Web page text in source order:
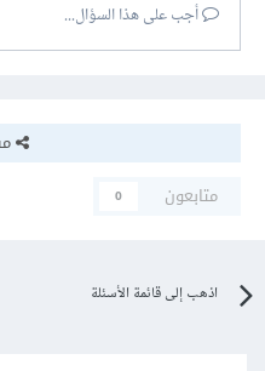
أجب على هذا السؤال...
متابعون
0
اذهب إلى قائمة الأسئلة